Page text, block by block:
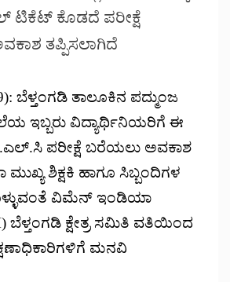
ಟಿಕೆಟ್ ಕೊಡದೆ ಪರೀಕ್ಷೆ
ತಪ್ಪಿಸಲಾಗಿದೆ
ಬೆಳ್ತಂಗಡಿ ತಾಲೂಕಿನ ಪದ್ಮುಂಜ
ಇಬ್ಬರು ವಿದ್ಯಾರ್ಥಿನಿಯರಿಗೆ ಈ
ಪರೀಕ್ಷೆ ಬರೆಯಲು ಅವಕಾಶ
ಮುಖ್ಯ ಶಿಕ್ಷಕಿ ಹಾಗೂ ಸಿಬ್ಬಂದಿಗಳ
ವಿಮೆನ್ ಇಂಡಿಯಾ
ಬೆಳ್ತಂಗಡಿ ಕ್ಷೇತ್ರ ಸಮಿತಿ ವತಿಯಿಂದ
ಮನವಿ